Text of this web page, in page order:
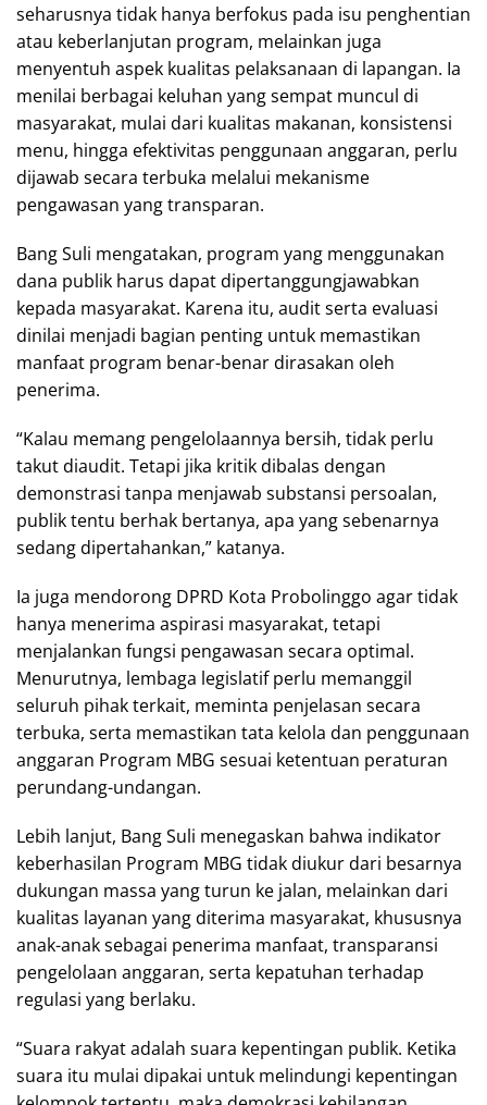
seharusnya tidak hanya berfokus pada isu penghentian
atau keberlanjutan program, melainkan juga
menyentuh aspek kualitas pelaksanaan di lapangan. Ia
menilai berbagai keluhan yang sempat muncul di
masyarakat, mulai dari kualitas makanan, konsistensi
menu, hingga efektivitas penggunaan anggaran, perlu
dijawab secara terbuka melalui mekanisme
pengawasan yang transparan.
Bang Suli mengatakan, program yang menggunakan
dana publik harus dapat dipertanggungjawabkan
kepada masyarakat. Karena itu, audit serta evaluasi
dinilai menjadi bagian penting untuk memastikan
manfaat program benar-benar dirasakan oleh
penerima.
“Kalau memang pengelolaannya bersih, tidak perlu
takut diaudit. Tetapi jika kritik dibalas dengan
demonstrasi tanpa menjawab substansi persoalan,
publik tentu berhak bertanya, apa yang sebenarnya
sedang dipertahankan,” katanya.
Ia juga mendorong DPRD Kota Probolinggo agar tidak
hanya menerima aspirasi masyarakat, tetapi
menjalankan fungsi pengawasan secara optimal.
Menurutnya, lembaga legislatif perlu memanggil
seluruh pihak terkait, meminta penjelasan secara
terbuka, serta memastikan tata kelola dan penggunaan
anggaran Program MBG sesuai ketentuan peraturan
perundang-undangan.
Lebih lanjut, Bang Suli menegaskan bahwa indikator
keberhasilan Program MBG tidak diukur dari besarnya
dukungan massa yang turun ke jalan, melainkan dari
kualitas layanan yang diterima masyarakat, khususnya
anak-anak sebagai penerima manfaat, transparansi
pengelolaan anggaran, serta kepatuhan terhadap
regulasi yang berlaku.
“Suara rakyat adalah suara kepentingan publik. Ketika
suara itu mulai dipakai untuk melindungi kepentingan